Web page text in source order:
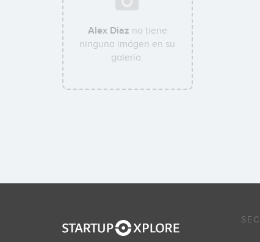
Alex Diaz no tiene
ninguna imágen en su
galería.